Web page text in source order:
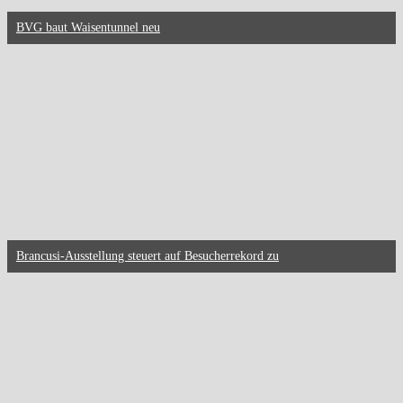
BVG baut Waisentunnel neu
Brancusi-Ausstellung steuert auf Besucherrekord zu